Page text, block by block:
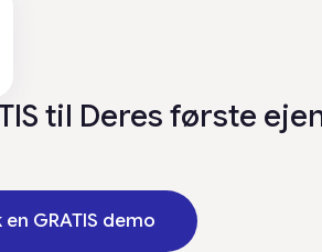
til Deres første
en GRATIS demo